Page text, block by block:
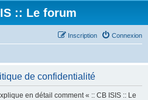
:: Le forum
Connexion
Inscription
de confidentialité
en détail comment « :: CB ISIS :: Le